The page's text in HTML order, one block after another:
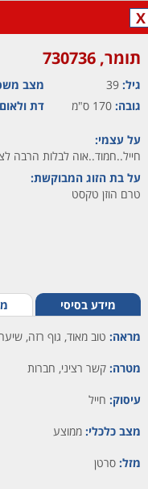
X
תומר,‏ 730736
גיל: 39 מצב
גובה: 170 ס"מ דת
על עצמי:
חייל..חמוד..אוה לבלות הרבה
על בת הזוג המבוקשת:
טרם הוזן טקסט
מידע בסיסי
מראה: טוב מאוד, גוף רזה,
מטרה: קשר רציני, חברות
עיסוק: חייל
מצב כלכלי: ממוצע
מזל: סרטן